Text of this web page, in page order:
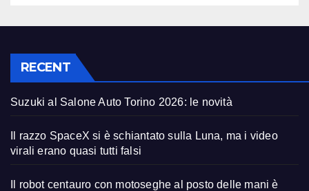
RECENT
Suzuki al Salone Auto Torino 2026: le novità
Il razzo SpaceX si è schiantato sulla Luna, ma i video
virali erano quasi tutti falsi
Il robot centauro con motoseghe al posto delle mani è